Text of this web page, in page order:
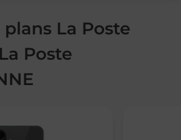
plans La Poste
Poste